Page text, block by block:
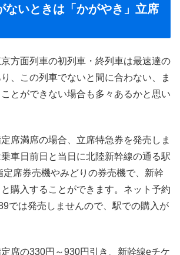
ないときは「かがやき」立席
方面列車の初列車・終列車は最速達の
り、この列車でないと間に合わない、ま
とができない場合も多々あるかと思い
定席満席の場合、立席特急券を発売しま
車日前日と当日に北陸新幹線の通る駅
定席券売機やみどりの券売機で、新幹
購入することができます。ネット予約
では発売しませんので、駅での購入が
席の330円～930円引き、新幹線eチケ